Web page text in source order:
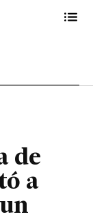
adulto
de
a